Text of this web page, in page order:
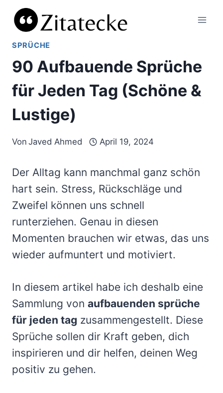
Zum
Inhalt
springen
SPRÜCHE
90 Aufbauende Sprüche
für Jeden Tag (Schöne &
Lustige)
Von Javed Ahmed April 19, 2024
Der Alltag kann manchmal ganz schön
hart sein. Stress, Rückschläge und
Zweifel können uns schnell
runterziehen. Genau in diesen
Momenten brauchen wir etwas, das uns
wieder aufmuntert und motiviert.
In diesem artikel habe ich deshalb eine
Sammlung von aufbauenden sprüche
für jeden tag zusammengestellt. Diese
Sprüche sollen dir Kraft geben, dich
inspirieren und dir helfen, deinen Weg
positiv zu gehen.